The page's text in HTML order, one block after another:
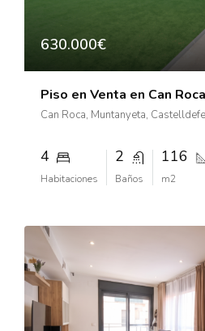
630.000€
Piso en Venta en Can
Can Roca, Muntanyeta,
4
Habitaciones
2
Baños
116
m2